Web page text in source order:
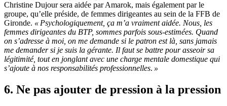
Christine Dujour sera aidée par Amarok, mais également par le
groupe, qu’elle préside, de femmes dirigeantes au sein de la FFB de
Gironde. «Psychologiquement, ça m’a vraiment aidée. Nous, les
femmes dirigeantes du BTP, sommes parfois sous-estimées. Quand
on s’adresse à moi, on me demande si le patron est là, sans jamais
me demander si je suis la gérante. Il faut se battre pour asseoir sa
légitimité, tout en jonglant avec une charge mentale domestique qui
s’ajoute à nos responsabilités professionnelles. »
6. Ne pas ajouter de pression à la pression